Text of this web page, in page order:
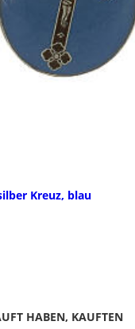
Kreuz, blau
HABEN, KAUFTEN